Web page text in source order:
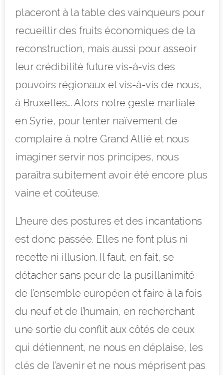
placeront à la table des vainqueurs pour
recueillir des fruits économiques de la
reconstruction, mais aussi pour asseoir
leur crédibilité future vis-à-vis des
pouvoirs régionaux et vis-à-vis de nous,
à Bruxelles…. Alors notre geste martiale
en Syrie, pour tenter naïvement de
complaire à notre Grand Allié et nous
imaginer servir nos principes, nous
paraîtra subitement avoir été encore plus
vaine et coûteuse.
L’heure des postures et des incantations
est donc passée. Elles ne font plus ni
recette ni illusion. Il faut, en fait, se
détacher sans peur de la pusillanimité
de l’ensemble européen et faire à la fois
du neuf et de l’humain, en recherchant
une sortie du conflit aux côtés de ceux
qui détiennent, ne nous en déplaise, les
clés de l’avenir et ne nous méprisent pas